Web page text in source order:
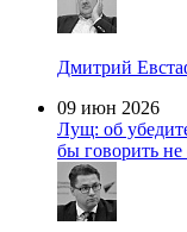
Дмитрий
09 июн 2026
Лущ: об
бы говорить не